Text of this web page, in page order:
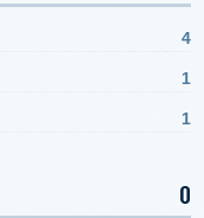
4
1
1
0